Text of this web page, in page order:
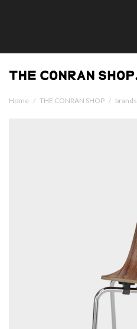
Home / THE CONRAN SHOP / brands